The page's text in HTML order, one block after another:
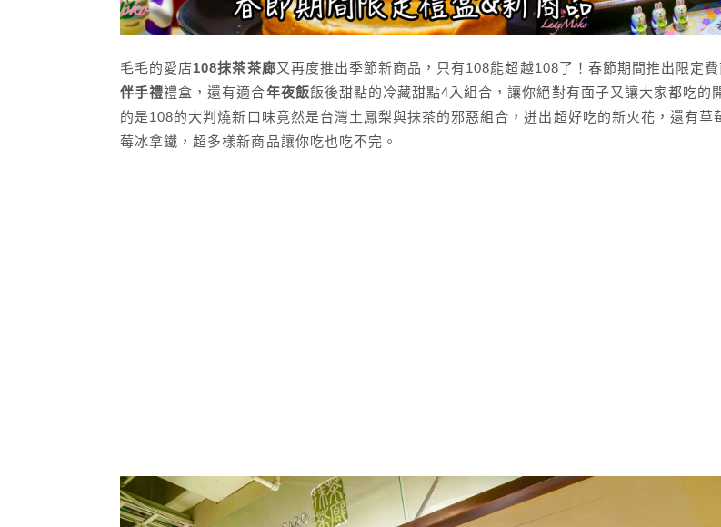
毛毛的愛店108抹茶茶廊又再度推出季節新商品，只有108能超越108了！春節期間推出限定
伴手禮禮盒，還有適合年夜飯飯後甜點的冷藏甜點4入組合，讓你絕對有面子又讓大家都吃的
的是108的大判燒新口味竟然是台灣土鳳梨與抹茶的邪惡組合，迸出超好吃的新火花，還有草
莓冰拿鐵，超多樣新商品讓你吃也吃不完。